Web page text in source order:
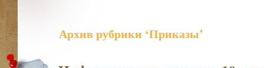
Архив рубрики ‘Приказы’